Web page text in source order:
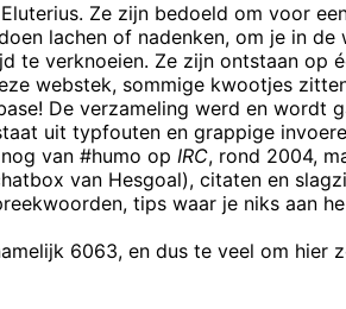
Out Out Out Out Out Out Loud?
kloot zakken zijn jullie allemaal
Of huurs dig neet tegooi ?
als melkboer 'Ik mocht overal langs achter
kloppen'... wat moeten we ons daar zoal
bij voorstellen?
ik weet niet meer wat ik moet doen tegen
Ze zijn bedoeld om voor
lachen of nadenken, om je in de
te verknoeien. Ze zijn ontstaan op
webstek, sommige kwootjes
De verzameling werd en wordt
uit typfouten en grappige
van #humo op IRC, rond 2004,
van Hesgoal), citaten en
tips waar je niks aan
6063, en dus te veel om hier